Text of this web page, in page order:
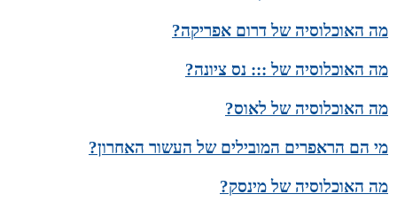
מה האוכלוסיה של דרום אפריקה?
מה האוכלוסיה של ::: נס ציונה?
מה האוכלוסיה של לאוס?
מי הם הראפרים המובילים של העשור האחרון?
מה האוכלוסיה של מינסק?